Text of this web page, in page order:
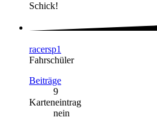
Schick!
racersp1
Fahrschüler
Beiträge
9
Karteneintrag
nein